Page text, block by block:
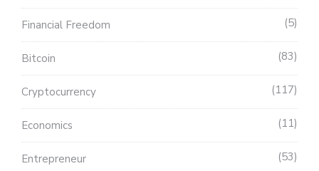
Financial Freedom 5
Bitcoin 83
Cryptocurrency 117
Economics 11
Entrepreneur 53